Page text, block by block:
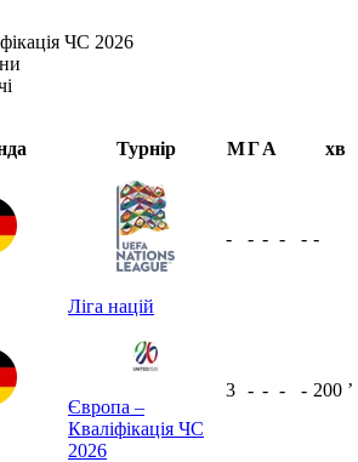
ЧС 2026
Турнір МГА хв
Ліга націй
- - - - - -
Європа –
Кваліфікація ЧС
2026
3 - - - - 200 ʼ